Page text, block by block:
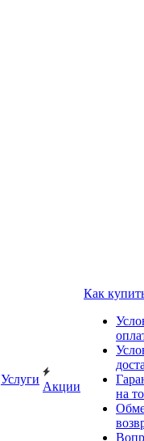
Услуги
Акции
Как
на